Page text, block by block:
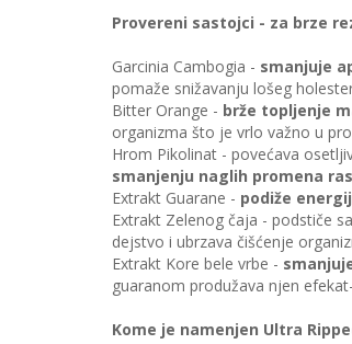
Provereni sastojci - za brze
Garcinia Cambogia - smanjuje
pomaže snižavanju lošeg
Bitter Orange - brže topljenje
organizma što je vrlo važno u
Hrom Pikolinat - povećava
smanjenju naglih promena
Extrakt Guarane - podiže
Extrakt Zelenog čaja - podstiče
dejstvo i ubrzava čišćenje
Extrakt Kore bele vrbe -
guaranom produžava njen
Kome je namenjen Ultra